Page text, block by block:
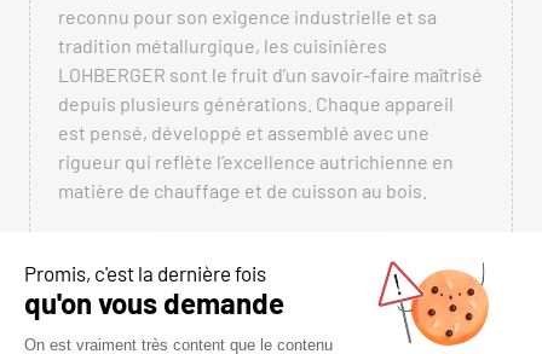
reconnu pour son exigence industrielle et sa
tradition métallurgique, les cuisinières
LOHBERGER sont le fruit d’un savoir-faire maîtrisé
depuis plusieurs générations. Chaque appareil
est pensé, développé et assemblé avec une
rigueur qui reflète l’excellence autrichienne en
matière de chauffage et de cuisson au bois.
D’une conception précise
Les équipes d’ingénierie LOHBERGER travaillent
chaque détail : circulation de l’air, gestion des flux